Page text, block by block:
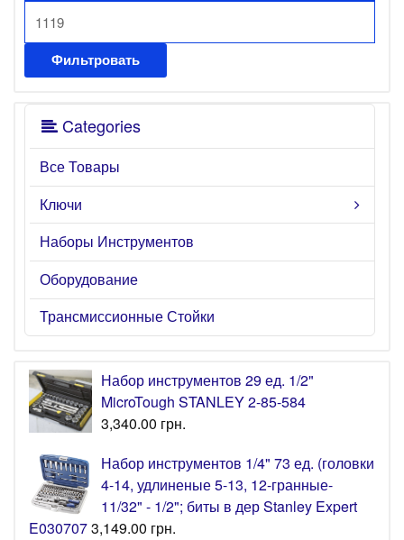
Фильтровать
Categories
Все Товары
Ключи
Наборы Инструментов
Оборудование
Трансмиссионные Стойки
Набор инструментов 29 ед. 1/2"
MicroTough STANLEY 2-85-584
3,340.00 грн.
Набор инструментов 1/4" 73 ед. (головки
4-14, удлиненые 5-13, 12-гранные-
11/32" - 1/2"; биты в дер Stanley Expert
E0307073,149.00 грн.